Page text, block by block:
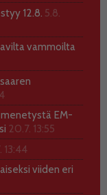
12.8. 5.8.
vammoilta
menetystä EM-
20.7. 13:55
13:44
viiden eri